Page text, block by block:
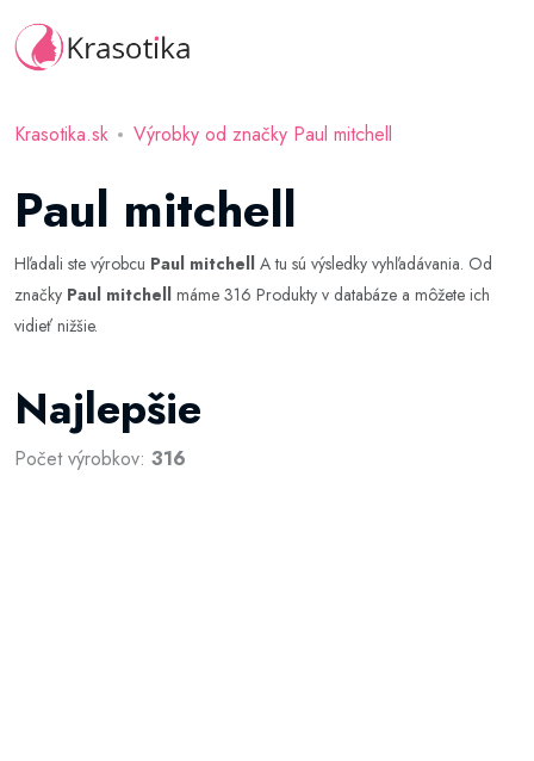
Krasotika.sk Výrobky od značky Paul mitchell
Paul mitchell
Hľadali ste výrobcu Paul mitchell A tu sú výsledky vyhľadávania. Od
značky Paul mitchell máme 316 Produkty v databáze a môžete ich
vidieť nižšie.
Najlepšie
Počet výrobkov: 316